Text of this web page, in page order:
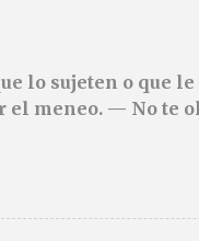
lo sujeten o que
meneo. — No te